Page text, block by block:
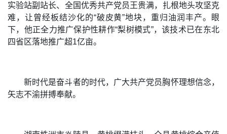
实验站副站长、全国优秀共产党员王贵满，扎根地头攻坚克
难，让曾经板结沙化的“破皮黄”地块，重归油润丰产。眼
下，他正全力推广保护性耕作“梨树模式”，该技术已在东北
四省区落地推广超1亿亩。
新时代是奋斗者的时代，广大共产党员胸怀理想信念，
矢志不渝拼搏奉献。